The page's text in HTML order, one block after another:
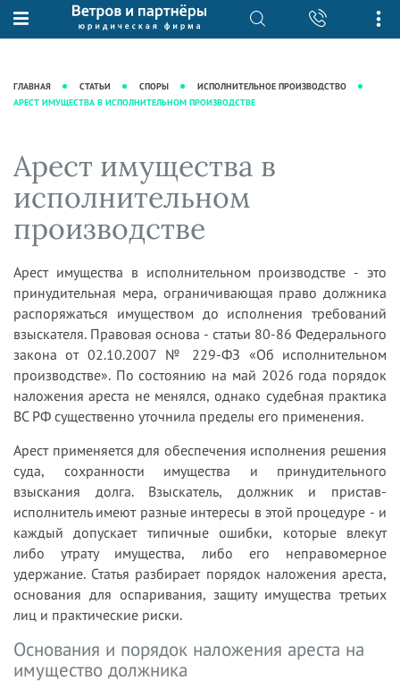
О нас
Рекомендации
Преимущества юридической
фирмы
Кейсы
Вакансии
Юридические услуги
Интеллектуальная собственность
Налоговая практика
Сопровождение бизнеса
Ведение уголовных дел
Защита активов
Ведение дел о банкротстве
База знаний
практики"
Аудиоподкасты
Видеоподкасты
Справочная
Вопросы-ответы
Вебинары и семинары
Прямые эфиры
ГЛАВНАЯ СТАТЬИ СПОРЫ
ИСПОЛНИТЕЛЬНОЕ ПРОИЗВОДСТВО
АРЕСТ ИМУЩЕСТВА В ИСПОЛНИТЕЛЬНОМ ПРОИЗВОДСТВЕ
Арест имущества в
исполнительном
производстве
Арест имущества в исполнительном производстве - это
принудительная мера, ограничивающая право должника
распоряжаться имуществом до исполнения требований
взыскателя. Правовая основа - статьи 80-86 Федерального
закона от 02.10.2007 № 229-ФЗ «Об исполнительном
производстве». По состоянию на май 2026 года порядок
наложения ареста не менялся, однако судебная практика
ВС РФ существенно уточнила пределы его применения.
Арест применяется для обеспечения исполнения решения
суда, сохранности имущества и принудительного
взыскания долга. Взыскатель, должник и пристав-
исполнитель имеют разные интересы в этой процедуре - и
каждый допускает типичные ошибки, которые влекут
либо утрату имущества, либо его неправомерное
удержание. Статья разбирает порядок наложения ареста,
основания для оспаривания, защиту имущества третьих
лиц и практические риски.
Основания и порядок наложения ареста на
имущество должника